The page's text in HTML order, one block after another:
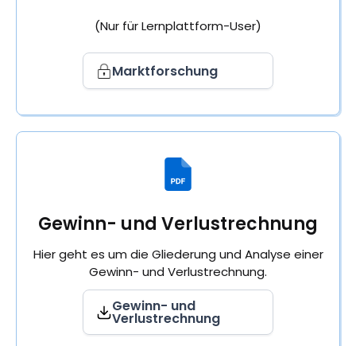
(Nur für Lernplattform-User)
Marktforschung
Gewinn- und Verlustrechnung
Hier geht es um die Gliederung und Analyse einer
Gewinn- und Verlustrechnung.
Gewinn- und
Verlustrechnung